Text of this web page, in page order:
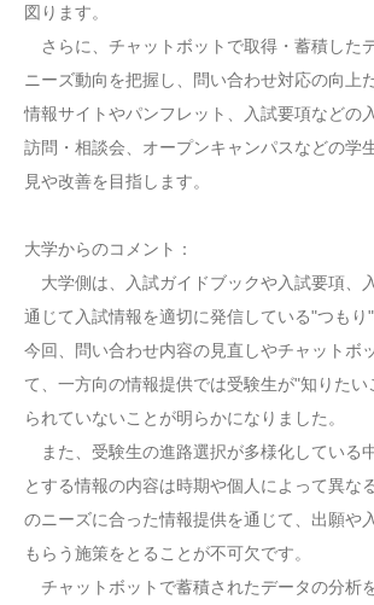
図ります。
さらに、チャットボットで取得・蓄積した
ニーズ動向を把握し、問い合わせ対応の向上
情報サイトやパンフレット、入試要項などの
訪問・相談会、オープンキャンパスなどの学
見や改善を目指します。
大学からのコメント：
大学側は、入試ガイドブックや入試要項、
通じて入試情報を適切に発信している"つもり"
今回、問い合わせ内容の見直しやチャットボ
て、一方向の情報提供では受験生が"知りたい
られていないことが明らかになりました。
また、受験生の進路選択が多様化している
とする情報の内容は時期や個人によって異な
のニーズに合った情報提供を通じて、出願や
もらう施策をとることが不可欠です。
チャットボットで蓄積されたデータの分析